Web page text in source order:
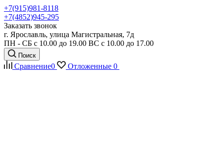
+7(915)981-8118
+7(4852)945-295
Заказать звонок
г. Ярославль, улица Магистральная, 7д
ПН - СБ с 10.00 до 19.00 ВС с 10.00 до 17.00
Поиск
Сравнение0 Отложенные 0